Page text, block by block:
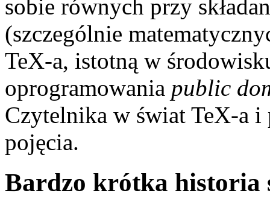
sobie równych przy
(szczególnie
TeX-a, istotną w
oprogramowania public
Czytelnika w świat TeX-a i
pojęcia.
Bardzo krótka historia